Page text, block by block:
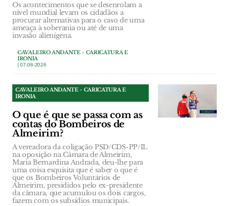
Os acontecimentos que se desenrolam a
nível mundial levam os cidadãos a
procurar alternativas para o caso de uma
ameaça à soberania ou até de uma
invasão alienígena.
CAVALEIRO ANDANTE - CARICATURA E
IRONIA
| 07-08-2026
CAVALEIRO ANDANTE - CARICATURA E
IRONIA
O que é que se passa com as
contas do Bombeiros de
Almeirim?
A vereadora da coligação PSD/CDS-PP/IL
na oposição na Câmara de Almeirim,
Maria Bernardina Andrada, deu-lhe para
uma coisa esquisita que é saber o que é
que os Bombeiros Voluntários de
Almeirim, presididos pelo ex-presidente
da câmara, que acumulou os dois cargos,
fazem com os subsídios municipais.